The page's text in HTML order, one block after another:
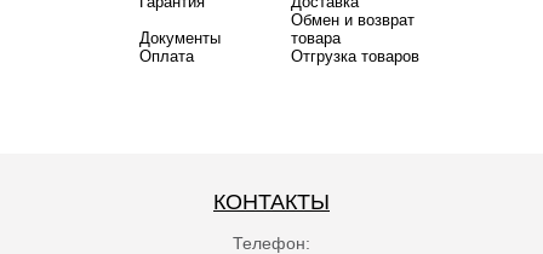
Документы
Обмен и возврат
товара
Оплата
Отгрузка товаров
КОНТАКТЫ
Телефон: